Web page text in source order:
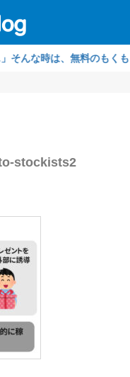
、無料のもくもく作業会
stockists2